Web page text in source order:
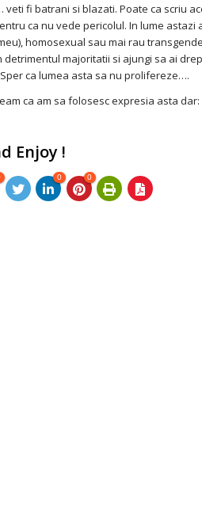
fi batrani si blazati. Poate ca scriu
ca nu vede pericolul. In lume
homosexual sau mai rau
detrimentul majoritatii si ajungi sa ai
ca lumea asta sa nu prolifereze….
ca am sa folosesc expresia asta dar:
Enjoy !
0 0